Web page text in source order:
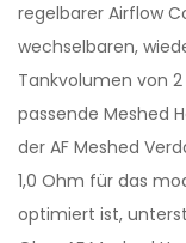
regelbarer Airflow
wechselbaren,
Tankvolumen von
passende Meshed
der AF Meshed
1,0 Ohm für das
optimiert ist,